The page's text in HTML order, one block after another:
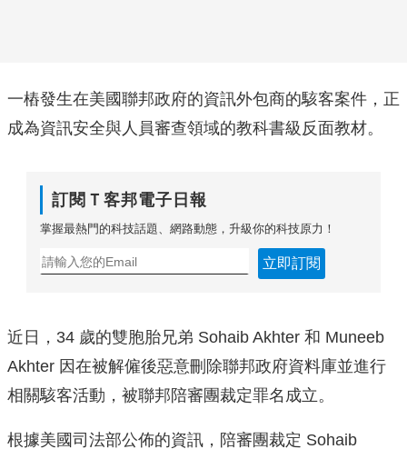
一樁發生在美國聯邦政府的資訊外包商的駭客案件，正
成為資訊安全與人員審查領域的教科書級反面教材。
訂閱Ｔ客邦電子日報
掌握最熱門的科技話題、網路動態，升級你的科技原力！
立即訂閱
近日，34 歲的雙胞胎兄弟 Sohaib Akhter 和 Muneeb
Akhter 因在被解僱後惡意刪除聯邦政府資料庫並進行
相關駭客活動，被聯邦陪審團裁定罪名成立。
根據美國司法部公佈的資訊，陪審團裁定 Sohaib